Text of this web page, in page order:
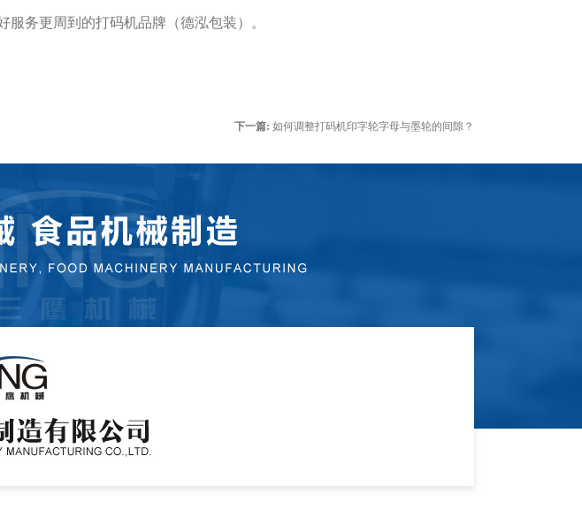
务更周到的打码机品牌（德泓包装）。
下一篇: 如何调整打码机印字轮字母与墨轮的间隙？